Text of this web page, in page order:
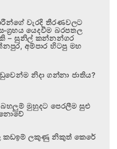
වැරදි තීරණවලට
යෙදවීම බරපතල
– සුනිල් කන්නන්ගර
අම්පාර හිටපු මහ
නිදා ගන්නා ජාතිය?
මුහුදට පෙරලීම සුළු
කඩඉම් ලකුණු නිකුත් කෙරේ